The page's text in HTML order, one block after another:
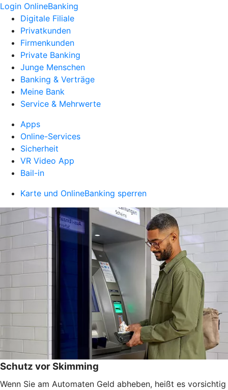
Login OnlineBanking
Digitale Filiale
Privatkunden
Firmenkunden
Private Banking
Junge Menschen
Banking & Verträge
Meine Bank
Service & Mehrwerte
Apps
Online-Services
Sicherheit
VR Video App
Bail-in
Karte und OnlineBanking sperren
Schutz vor Skimming
Wenn Sie am Automaten Geld abheben, heißt es vorsichtig